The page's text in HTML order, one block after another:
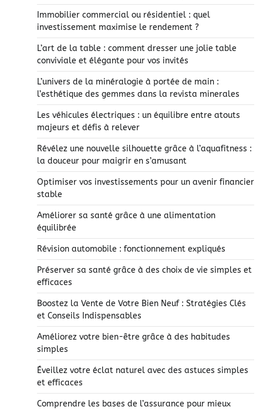
Immobilier commercial ou résidentiel : quel
investissement maximise le rendement ?
L’art de la table : comment dresser une jolie table
conviviale et élégante pour vos invités
L’univers de la minéralogie à portée de main :
l’esthétique des gemmes dans la revista minerales
Les véhicules électriques : un équilibre entre atouts
majeurs et défis à relever
Révélez une nouvelle silhouette grâce à l’aquafitness :
la douceur pour maigrir en s’amusant
Optimiser vos investissements pour un avenir financier
stable
Améliorer sa santé grâce à une alimentation
équilibrée
Révision automobile : fonctionnement expliqués
Préserver sa santé grâce à des choix de vie simples et
efficaces
Boostez la Vente de Votre Bien Neuf : Stratégies Clés
et Conseils Indispensables
Améliorez votre bien-être grâce à des habitudes
simples
Éveillez votre éclat naturel avec des astuces simples
et efficaces
Comprendre les bases de l’assurance pour mieux